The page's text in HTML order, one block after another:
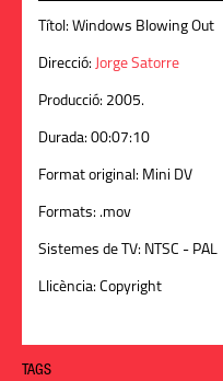
Títol: Windows Blowing Out
Direcció: Jorge Satorre
Producció: 2005.
Durada: 00:07:10
Format original: Mini DV
Formats: .mov
Sistemes de TV: NTSC - PAL
Llicència: Copyright
TAGS